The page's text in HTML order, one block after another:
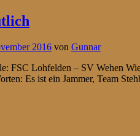
2016 von Gunnar
FSC Lohfelden – SV Wehen
Es ist ein Jammer, Team